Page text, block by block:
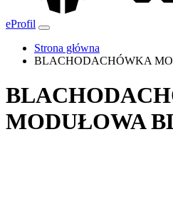
eProfil
Strona główna
BLACHODACHÓWKA
MODUŁOWA